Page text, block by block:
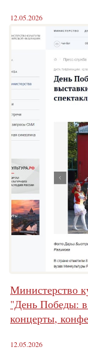
12.05.2026
Министерство
"День Победы:
концерты,
12.05.2026